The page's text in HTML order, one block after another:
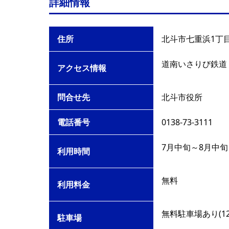
住所 北斗市七重浜1丁
アクセス情報 道南いさりび鉄
問合せ先 北斗市役所
電話番号 0138-73-3111
利用時間 7月中旬～8月中旬
利用料金 無料
駐車場 無料駐車場あり